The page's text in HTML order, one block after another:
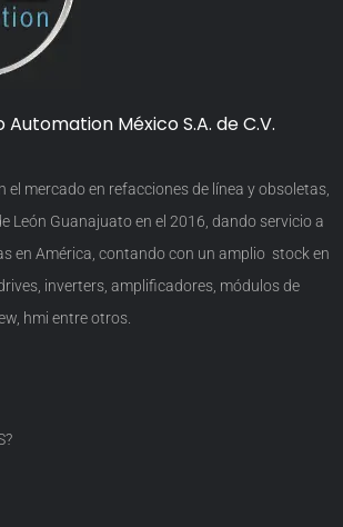
Automation México S.A. de C.V.
el mercado en refacciones de línea y obsoletas,
León Guanajuato en el 2016, dando servicio a
en América, contando con un amplio stock en
inverters, amplificadores, módulos de
hmi entre otros.